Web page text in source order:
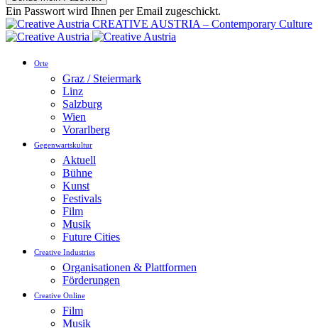
Ein Passwort wird Ihnen per Email zugeschickt.
CREATIVE AUSTRIA – Contemporary Culture
Orte
Graz / Steiermark
Linz
Salzburg
Wien
Vorarlberg
Gegenwartskultur
Aktuell
Bühne
Kunst
Festivals
Film
Musik
Future Cities
Creative Industries
Organisationen & Plattformen
Förderungen
Creative Online
Film
Musik